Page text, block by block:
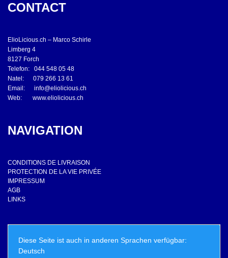
CONTACT
ElioLicious.ch – Marco Schirle
Limberg 4
8127 Forch
Telefon: 044 548 05 48
Natel: 079 266 13 61
Email: info@eliolicious.ch
Web: www.eliolicious.ch
NAVIGATION
CONDITIONS DE LIVRAISON
PROTECTION DE LA VIE PRIVÉE
IMPRESSUM
AGB
LINKS
Diese Seite ist auch in anderen Sprachen verfügbar:
Deutsch